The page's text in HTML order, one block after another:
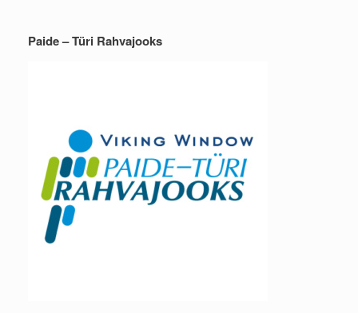
Paide – Türi Rahvajooks